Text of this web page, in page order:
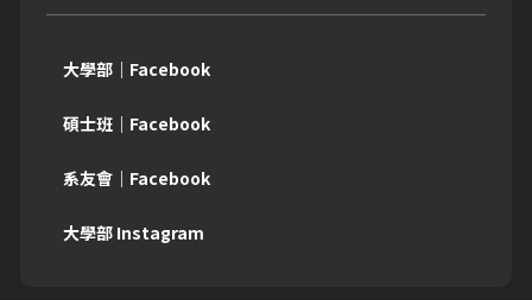
大學部｜Facebook
碩士班｜Facebook
系友會｜Facebook
大學部 Instagram